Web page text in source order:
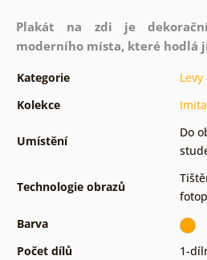
Plakát na zdi je
moderního místa, které hodlá
Kategorie
Kolekce
Umístění
Do
Technologie obrazů
Barva
Počet dílů
1-